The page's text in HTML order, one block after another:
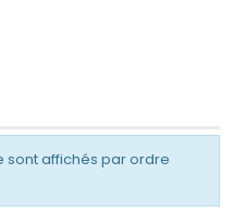
sont affichés par ordre